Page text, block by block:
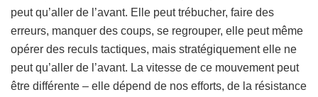
peut qu’aller de l’avant. Elle peut trébucher, faire des
erreurs, manquer des coups, se regrouper, elle peut même
opérer des reculs tactiques, mais stratégiquement elle ne
peut qu’aller de l’avant. La vitesse de ce mouvement peut
être différente – elle dépend de nos efforts, de la résistance